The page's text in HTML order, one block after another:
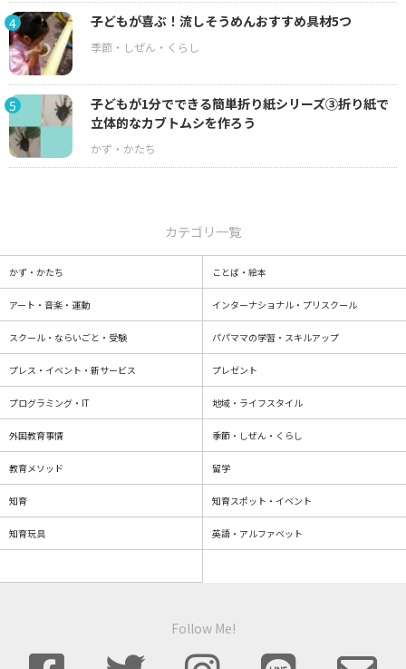
4 子どもが喜ぶ！流しそうめんおすすめ具材5つ
5
子どもが1分でできる簡単折り紙シリーズ③折り紙で
立体的なカブトムシを作ろう
カテゴリ一覧
かず・かたち ことば・絵本
アート・音楽・運動 インターナショナル・プリスクール
スクール・ならいごと・受験 パパママの学習・スキルアップ
プレス・イベント・新サービス プレゼント
プログラミング・IT 地域・ライフスタイル
外国教育事情 季節・しぜん・くらし
教育メソッド 留学
知育 知育スポット・イベント
知育玩具 英語・アルファベット
Follow Me!